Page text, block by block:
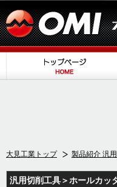
大見工業トップ 製品紹介 汎
汎用切削工具＞ホールカッ